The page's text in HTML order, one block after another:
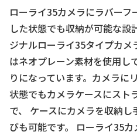
ローライ35カメラにラバー
した状態でも収納が可能な設
ジナルローライ35タイプカメ
はネオプレーン素材を使用し
りになっています。カメラに
状態でもカメラケースにスト
で、 ケースにカメラを収納
びも可能です。 ローライ35